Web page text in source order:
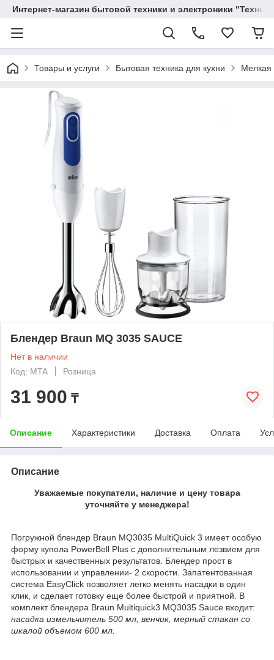
Интернет-магазин бытовой техники и электроники
Товары и услуги Бытовая техника для кухни Мелкая
Блендер Braun MQ 3035 SAUCE
Нет в наличии
Код: MTA
Розница
31 900 ₸
Описание Характеристики Доставка Оплата
Описание
Уважаемые покупатели, наличие и цену товара
уточняйте у менеджера!
Погружной блендер Braun MQ3035 MultiQuick 3 имеет особую
форму купола PowerBell Plus с дополнительным лезвием для
быстрых и качественных результатов. Блендер прост в
использовании и управлении- 2 скорости. Запатентованная
система EasyClick позволяет легко менять насадки в один
клик, и сделает готовку еще более быстрой и приятной. В
комплект блендера Braun Multiquick3 MQ3035 Sauce входит:
насадка измельчитель 500 мл, венчик, мерный стакан со
шкалой объемом 600 мл.